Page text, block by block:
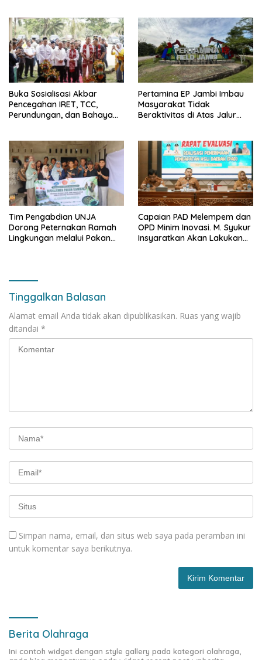
Buka Sosialisasi Akbar
Pencegahan IRET, TCC,
Perundungan, dan Bahaya
bisa jaga diri, 60% masa
depan sudah ada di tangan”
Pertamina EP Jambi Imbau
Masyarakat Tidak
Beraktivitas di Atas Jalur
Tim Pengabdian UNJA
Dorong Peternakan Ramah
Lingkungan melalui Pakan
Capaian PAD Melempem dan
OPD Minim Inovasi. M. Syukur
Insyaratkan Akan Lakukan
Tinggalkan Balasan
Alamat email Anda tidak akan dipublikasikan. Ruas yang wajib
ditandai *
Simpan nama, email, dan situs web saya pada peramban ini
untuk komentar saya berikutnya.
Berita Olahraga
Ini contoh widget dengan style gallery pada kategori olahraga,